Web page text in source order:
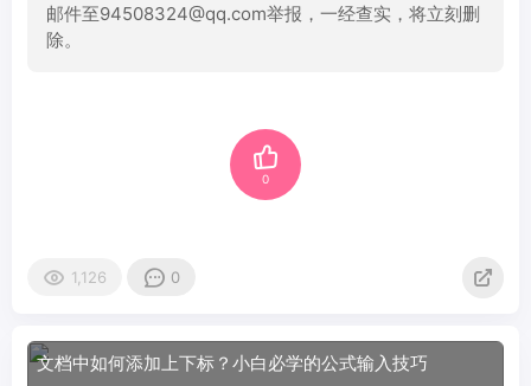
邮件至94508324@qq.com举报，一经查实，将立刻删
除。
0
1,126 0
文档中如何添加上下标？小白必学的公式输入技巧